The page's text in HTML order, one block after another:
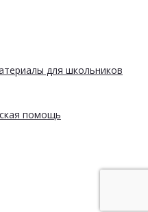
для школьников
помощь